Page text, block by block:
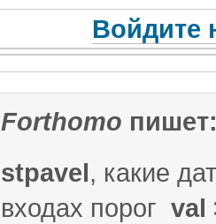
Войдите
Forthomo
stpavel, какие
входах порог val